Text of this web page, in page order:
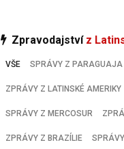
Zpravodajství z
VŠE SPRÁVY Z PARAGUAJA
ZPRÁVY Z LATINSKÉ AMERIKY
SPRÁVY Z MERCOSUR
ZPRÁVY Z BRAZÍLIE